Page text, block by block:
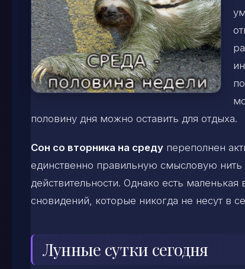
половину дня можно оставить для отдыха.
Сон со вторника на среду переполнен
единственно правильную смысловую
действительности. Однако есть
сновидений, которые никогда не несут в
Лунные сутки сегодня